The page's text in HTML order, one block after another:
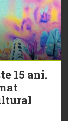
15 ani.